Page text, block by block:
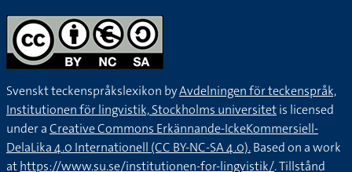
Svenskt teckenspråkslexikon byAvdelningen för teckenspråk,
Institutionen för lingvistik, Stockholms universitetis licensed
under aCreative Commons Erkännande-IckeKommersiell-
DelaLika 4.0 Internationell (CC BY-NC-SA 4.0).Based on a work
athttps://www.su.se/institutionen-for-lingvistik/. Tillstånd